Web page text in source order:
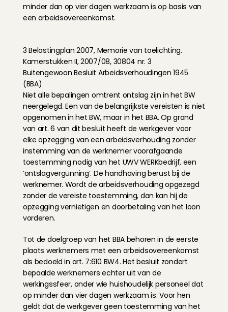
minder dan op vier dagen werkzaam is op basis van
een arbeidsovereenkomst.
3 Belastingplan 2007, Memorie van toelichting.
Kamerstukken II, 2007/08, 30804 nr. 3
Buitengewoon Besluit Arbeidsverhoudingen 1945
(BBA)
Niet alle bepalingen omtrent ontslag zijn in het BW
neergelegd. Een van de belangrijkste vereisten is niet
opgenomen in het BW, maar in het BBA. Op grond
van art. 6 van dit besluit heeft de werkgever voor
elke opzegging van een arbeidsverhouding zonder
instemming van de werknemer voorafgaande
toestemming nodig van het UWV WERKbedrijf, een
‘ontslagvergunning’. De handhaving berust bij de
werknemer. Wordt de arbeidsverhouding opgezegd
zonder de vereiste toestemming, dan kan hij de
opzegging vernietigen en doorbetaling van het loon
vorderen.
Tot de doelgroep van het BBA behoren in de eerste
plaats werknemers met een arbeidsovereenkomst
als bedoeld in art. 7:610 BW4. Het besluit zondert
bepaalde werknemers echter uit van de
werkingssfeer, onder wie huishoudelijk personeel dat
op minder dan vier dagen werkzaam is. Voor hen
geldt dat de werkgever geen toestemming van het